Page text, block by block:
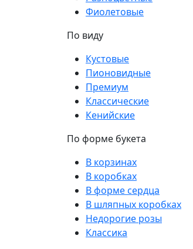
Фиолетовые
По виду
Кустовые
Пионовидные
Премиум
Классические
Кенийские
По форме букета
В корзинах
В коробках
В форме сердца
В шляпных коробках
Недорогие розы
Классика